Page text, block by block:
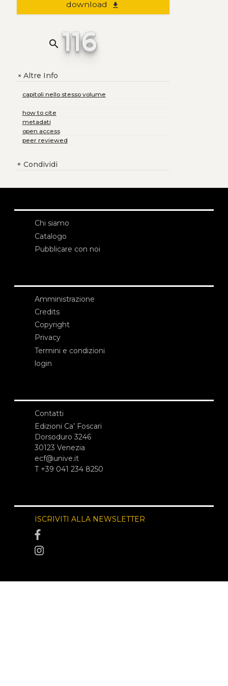
download file_download
search 116
+Altre Info
capitoli nello stesso volume
how to cite
metadati
open access
peer reviewed
+ Condividi
Chi siamo
Catalogo
Pubblicare con noi
Amministrazione
Credits
Copyright
Privacy
Termini e condizioni
login
Contatti
Edizioni Ca’ Foscari
Dorsoduro 3246
30123 Venezia
ecf@unive.it
T +39 041 234 8250
ISCRIVITI ALLA NEWSLETTER